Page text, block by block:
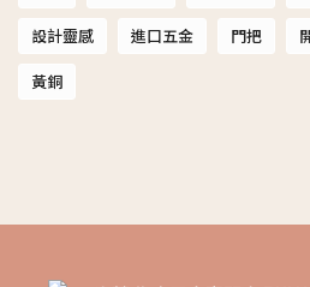
設計靈感
進口五金 門把
黃銅